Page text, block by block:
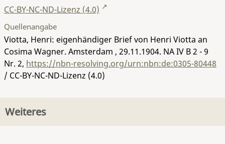
CC-BY-NC-ND-Lizenz (4.0)
Quellenangabe
Viotta, Henri: eigenhändiger Brief von Henri Viotta an
Cosima Wagner. Amsterdam , 29.11.1904. NA IV B 2 - 9
Nr. 2, https://nbn-resolving.org/urn:nbn:de:0305-80448
/ CC-BY-NC-ND-Lizenz (4.0)
Weiteres